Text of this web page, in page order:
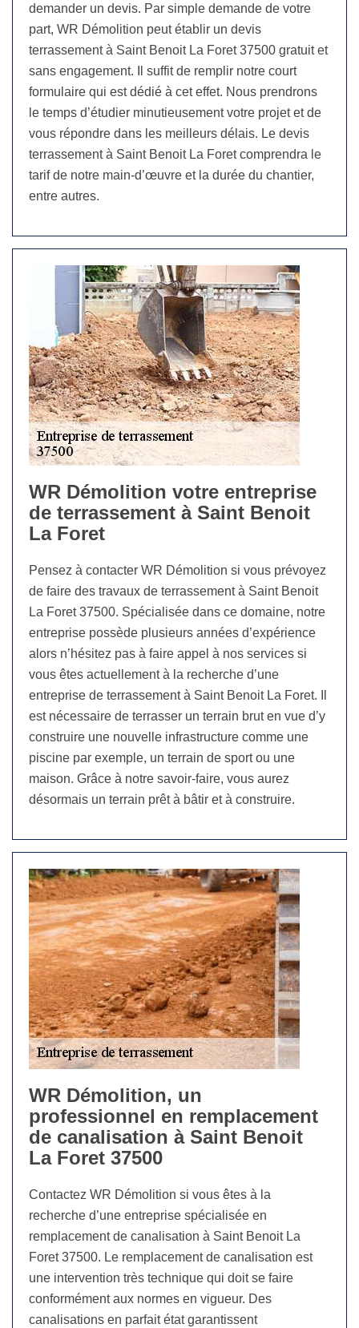
demander un devis. Par simple demande de votre
part, WR Démolition peut établir un devis
terrassement à Saint Benoit La Foret 37500 gratuit et
sans engagement. Il suffit de remplir notre court
formulaire qui est dédié à cet effet. Nous prendrons
le temps d’étudier minutieusement votre projet et de
vous répondre dans les meilleurs délais. Le devis
terrassement à Saint Benoit La Foret comprendra le
tarif de notre main-d’œuvre et la durée du chantier,
entre autres.
WR Démolition votre entreprise
de terrassement à Saint Benoit
La Foret
Pensez à contacter WR Démolition si vous prévoyez
de faire des travaux de terrassement à Saint Benoit
La Foret 37500. Spécialisée dans ce domaine, notre
entreprise possède plusieurs années d’expérience
alors n’hésitez pas à faire appel à nos services si
vous êtes actuellement à la recherche d’une
entreprise de terrassement à Saint Benoit La Foret. Il
est nécessaire de terrasser un terrain brut en vue d’y
construire une nouvelle infrastructure comme une
piscine par exemple, un terrain de sport ou une
maison. Grâce à notre savoir-faire, vous aurez
désormais un terrain prêt à bâtir et à construire.
WR Démolition, un
professionnel en remplacement
de canalisation à Saint Benoit
La Foret 37500
Contactez WR Démolition si vous êtes à la
recherche d’une entreprise spécialisée en
remplacement de canalisation à Saint Benoit La
Foret 37500. Le remplacement de canalisation est
une intervention très technique qui doit se faire
conformément aux normes en vigueur. Des
canalisations en parfait état garantissent